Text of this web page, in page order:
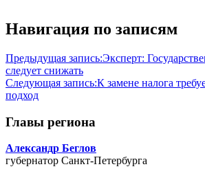
Навигация по записям
Предыдущая запись:Эксперт:
следует снижать
Следующая запись:К замене налога
подход
Главы региона
Александр Беглов
губернатор Санкт-Петербурга